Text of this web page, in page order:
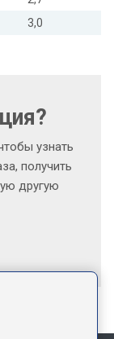
3,0
узнать
получить
другую